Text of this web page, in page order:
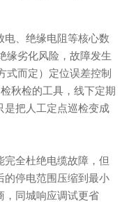
、绝缘电阻等核心数
缘劣化风险，故障发生
式而定）定位误差控制
秋检的工具，线下定期
是把人工定点巡检变成
全杜绝电缆故障，但
的停电范围压缩到最小
，同城响应调试更省